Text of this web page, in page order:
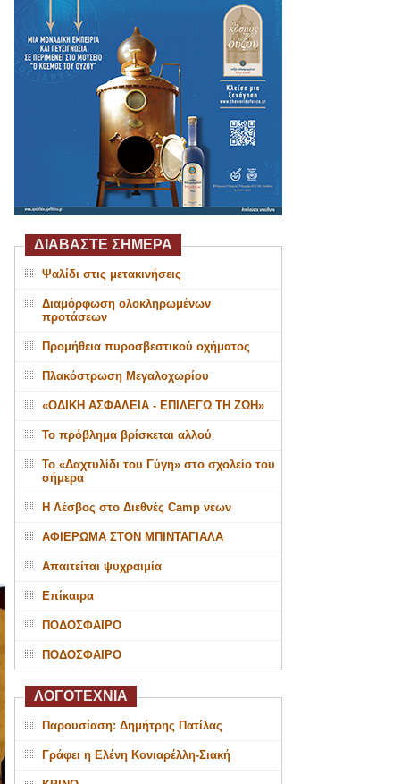
ΔΙΑΒΑΣΤΕ ΣΗΜΕΡΑ
Ψαλίδι στις μετακινήσεις
Διαμόρφωση ολοκληρωμένων
προτάσεων
Προμήθεια πυροσβεστικού οχήματος
Πλακόστρωση Μεγαλοχωρίου
«ΟΔΙΚΗ ΑΣΦΑΛΕΙΑ - ΕΠΙΛΕΓΩ ΤΗ ΖΩΗ»
Το πρόβλημα βρίσκεται αλλού
Το «Δαχτυλίδι του Γύγη» στο σχολείο του
σήμερα
Η Λέσβος στο Διεθνές Camp νέων
ΑΦΙΕΡΩΜΑ ΣΤΟΝ ΜΠΙΝΤΑΓΙΑΛΑ
Απαιτείται ψυχραιμία
Επίκαιρα
ΠΟΔΟΣΦΑΙΡΟ
ΠΟΔΟΣΦΑΙΡΟ
ΛΟΓΟΤΕΧΝΙΑ
Παρουσίαση: Δημήτρης Πατίλας
Γράφει η Ελένη Κονιαρέλλη-Σιακή